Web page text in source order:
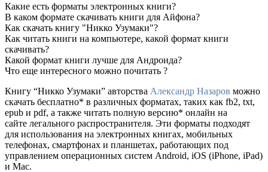
Какие есть форматы электронных книги?
В каком формате скачивать книги для Айфона?
Как скачать книгу "Никко Узумаки"?
Как читать книги на компьютере, какой формат книги
скачивать?
Какой формат книги лучше для Андроида?
Что еще интересного можно почитать ?
Книгу “Никко Узумаки” авторства Александр Назаров можно
скачать бесплатно* в различных форматах, таких как fb2, txt,
epub и pdf, а также читать полную версию* онлайн на
сайте легального распространителя. Эти форматы подходят
для использования на электронных книгах, мобильных
телефонах, смартфонах и планшетах, работающих под
управлением операционных систем Android, iOS (iPhone, iPad)
и Mac.